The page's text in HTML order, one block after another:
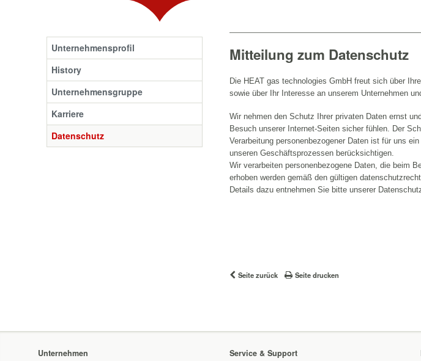
Unternehmensprofil
History
Unternehmensgruppe
Karriere
Datenschutz
Mitteilung zum Datenschutz
Die HEAT gas technologies GmbH freut sich über
sowie über Ihr Interesse an unserem Unternehmen
Wir nehmen den Schutz Ihrer privaten Daten ernst
Besuch unserer Internet-Seiten sicher fühlen. Der
Verarbeitung personenbezogener Daten ist für uns
unseren Geschäftsprozessen berücksichtigen.
Wir verarbeiten personenbezogene Daten, die beim
erhoben werden gemäß den gültigen
Details dazu entnehmen Sie bitte unserer
Seite zurück Seite drucken
Unternehmen Service & Support